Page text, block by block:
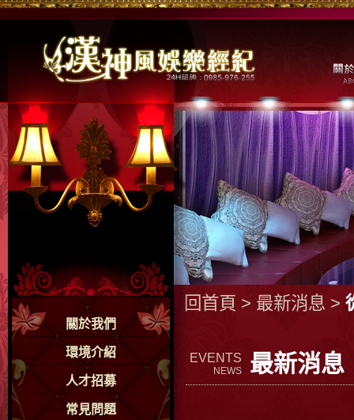
關於我們
環境介紹
人才招募
常見問題
回首頁 > 最新消息 >
EVENTS
NEWS 最新消息